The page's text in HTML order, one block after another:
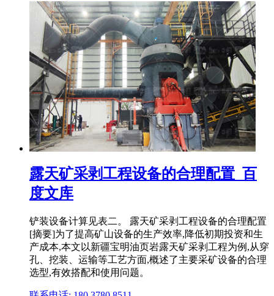
露天矿采剥工程设备的合理配置_百
度文库
铲装设备计算见表二。 露天矿采剥工程设备的合理配置
[摘要]为了提高矿山设备的生产效率,降低初期投资和生
产成本,本文以新疆宝明油页岩露天矿采剥工程为例,从穿
孔、挖装、运输等工艺方面,概述了主要采矿设备的合理
选型,有效搭配和使用问题。